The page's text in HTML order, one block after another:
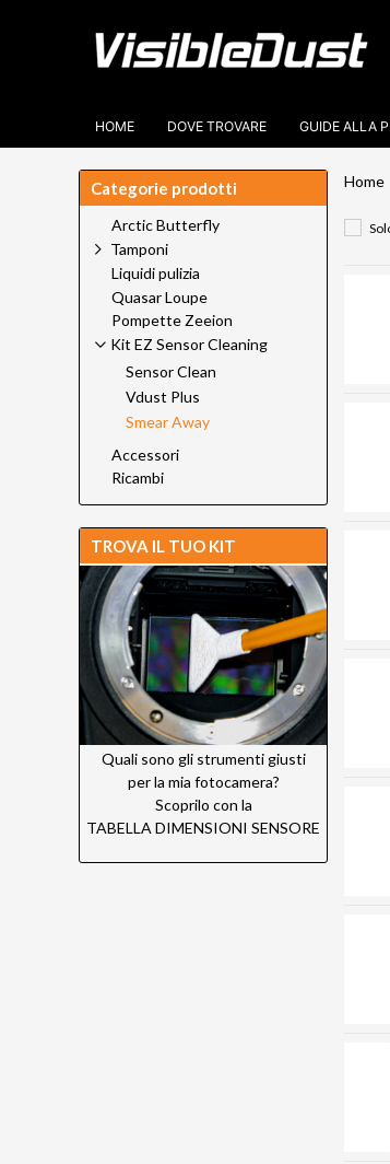
HOME DOVE TROVARE GUIDE ALLA
Home
Categorie prodotti
Arctic Butterfly
Tamponi
Liquidi pulizia
Quasar Loupe
Pompette Zeeion
Kit EZ Sensor Cleaning
Sensor Clean
Vdust Plus
Smear Away
Accessori
Ricambi
TROVA IL TUO KIT
Quali sono gli strumenti giusti
per la mia fotocamera?
Scoprilo con la
TABELLA DIMENSIONI SENSORE